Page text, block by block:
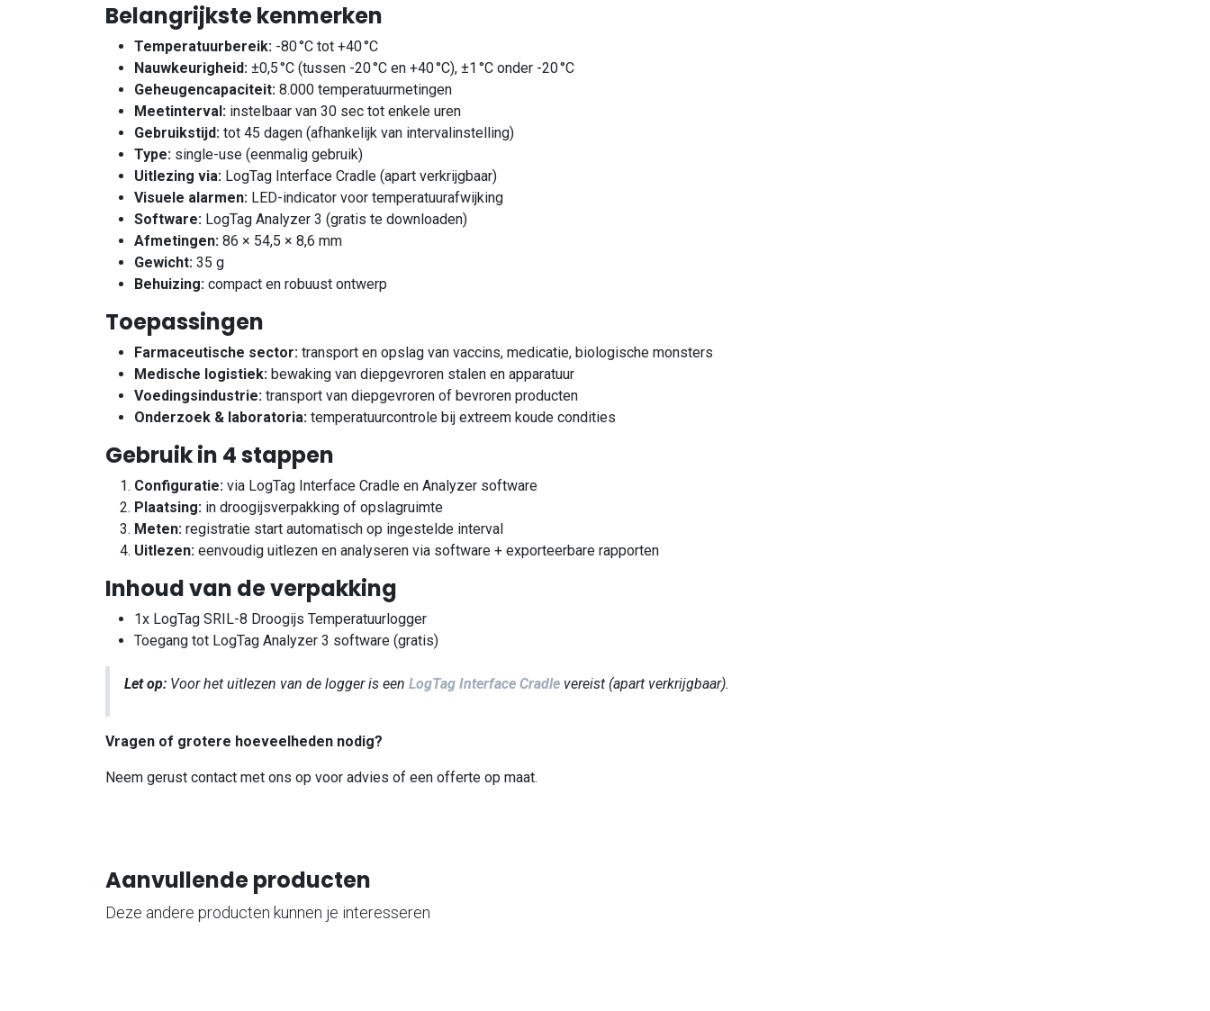
Belangrijkste kenmerken
Temperatuurbereik: -80 °C tot +40 °C
Nauwkeurigheid: ±0,5 °C (tussen -20 °C en +40 °C), ±1 °C onder -20 °C
Geheugencapaciteit: 8.000 temperatuurmetingen
Meetinterval: instelbaar van 30 sec tot enkele uren
Gebruikstijd: tot 45 dagen (afhankelijk van intervalinstelling)
Type: single-use (eenmalig gebruik)
Uitlezing via: LogTag Interface Cradle (apart verkrijgbaar)
Visuele alarmen: LED-indicator voor temperatuurafwijking
Software: LogTag Analyzer 3 (gratis te downloaden)
Afmetingen: 86 × 54,5 × 8,6 mm
Gewicht: 35 g
Behuizing: compact en robuust ontwerp
Toepassingen
Farmaceutische sector: transport en opslag van vaccins, medicatie, biologische monsters
Medische logistiek: bewaking van diepgevroren stalen en apparatuur
Voedingsindustrie: transport van diepgevroren of bevroren producten
Onderzoek & laboratoria: temperatuurcontrole bij extreem koude condities
Gebruik in 4 stappen
Configuratie: via LogTag Interface Cradle en Analyzer software
Plaatsing: in droogijsverpakking of opslagruimte
Meten: registratie start automatisch op ingestelde interval
Uitlezen: eenvoudig uitlezen en analyseren via software + exporteerbare rapporten
Inhoud van de verpakking
1x LogTag SRIL-8 Droogijs Temperatuurlogger
Toegang tot LogTag Analyzer 3 software (gratis)
Let op: Voor het uitlezen van de logger is een LogTag Interface Cradle vereist (apart verkrijgbaar).
Vragen of grotere hoeveelheden nodig?
Neem gerust contact met ons op voor advies of een offerte op maat.
Aanvullende producten
Deze andere producten kunnen je interesseren